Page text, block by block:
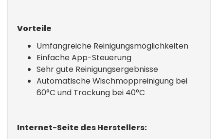
Vorteile
Umfangreiche Reinigungsmöglichkeiten
Einfache App-Steuerung
Sehr gute Reinigungsergebnisse
Automatische Wischmoppreinigung bei
60°C und Trockung bei 40°C
Internet-Seite des Herstellers: